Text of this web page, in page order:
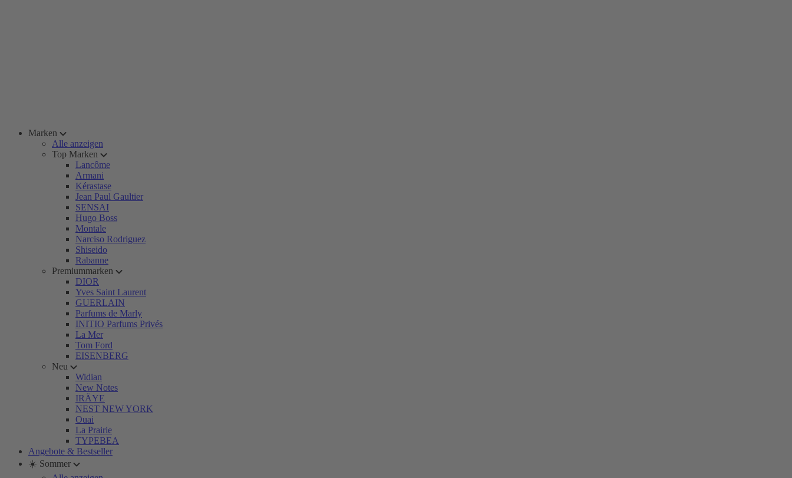
Marken
Alle anzeigen
Top Marken
Lancôme
Armani
Kérastase
Jean Paul Gaultier
SENSAI
Hugo Boss
Montale
Narciso Rodriguez
Shiseido
Rabanne
Premiummarken
DIOR
Yves Saint Laurent
GUERLAIN
Parfums de Marly
INITIO Parfums Privés
La Mer
Tom Ford
EISENBERG
Neu
Widian
New Notes
IRÄYE
NEST NEW YORK
Ouai
La Prairie
TYPEBEA
Angebote & Bestseller
☀️ Sommer